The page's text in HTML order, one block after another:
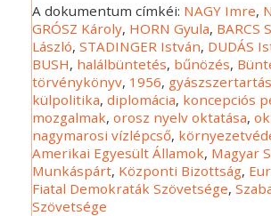
A dokumentum címkéi: NAGY Imre,
GRÓSZ Károly, HORN Gyula, BARCS
László,STADINGER István, DUDÁS
BUSH, halálbüntetés, bűnözés,
törvénykönyv, 1956, gyászszertartás
külpolitika,diplomácia, koncepciós
mozgalmak,orosz nyelv oktatása,
nagymarosi vízlépcső,
Amerikai Egyesült Államok, Magyar
Munkáspárt, Központi Bizottság,
Fiatal Demokraták Szövetsége,
Szövetsége